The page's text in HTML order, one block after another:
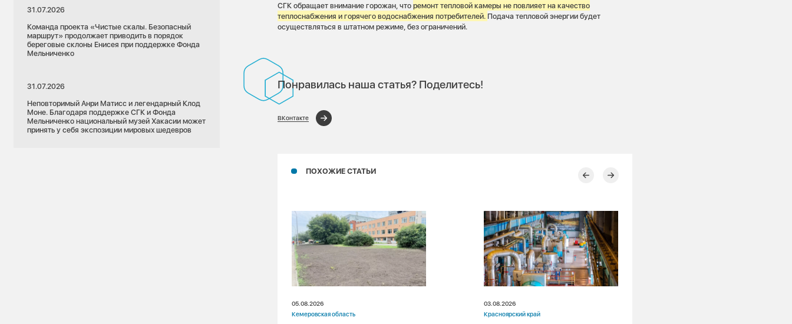
31.07.2026
Команда проекта «Чистые скалы. Безопасный
маршрут» продолжает приводить в порядок
береговые склоны Енисея при поддержке Фонда
Мельниченко
31.07.2026
Неповторимый Анри Матисс и легендарный Клод
Моне. Благодаря поддержке СГК и Фонда
Мельниченко национальный музей Хакасии может
принять у себя экспозиции мировых шедевров
СГК обращает внимание горожан, чторемонт тепловой камеры не повлияет на качество
теплоснабжения и горячего водоснабжения потребителей. Подача тепловой энергии будет
осуществляться в штатном режиме, без ограничений.
Понравилась наша статья? Поделитесь!
ВКонтакте
ПОХОЖИЕ СТАТЬИ
05.08.2026
Кемеровская область
03.08.2026
Красноярский край